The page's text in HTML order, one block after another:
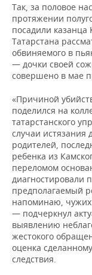
Так, за половое
протяжении
посадили
Татарстана
обвиняемого в
— дочки своей
совершено в мае
«Причиной
поделился на
татарстанского
случаи истязания
родителей,
ребенка из
переломом
диагностировали
предполагаемый
напоминаю, чужих
— подчеркнул
выявлению
жестокого
оценка
следствия.